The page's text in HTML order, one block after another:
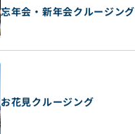
忘年会・新年会クルージング
お花見クルージング